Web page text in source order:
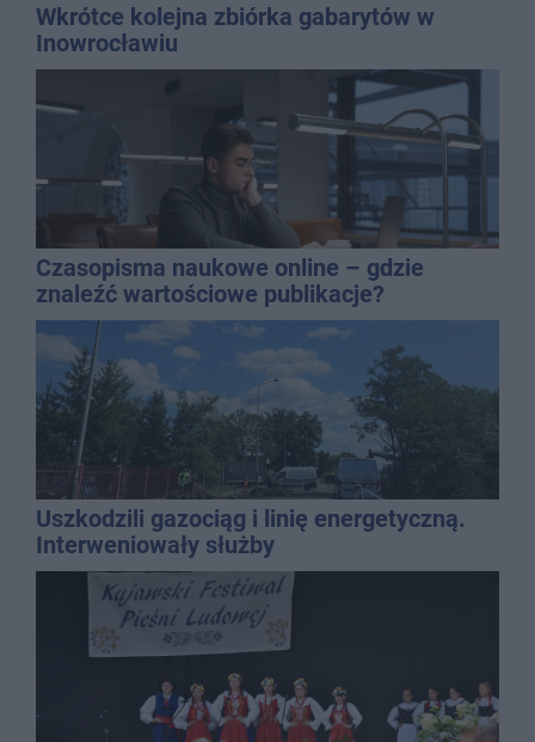
Wkrótce kolejna zbiórka gabarytów w
Inowrocławiu
Czasopisma naukowe online – gdzie
znaleźć wartościowe publikacje?
Uszkodzili gazociąg i linię energetyczną.
Interweniowały służby